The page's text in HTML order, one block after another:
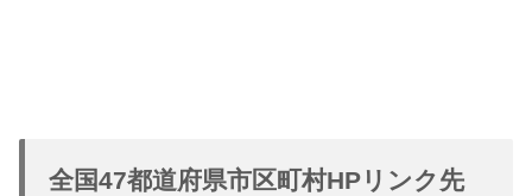
全国47都道府県市区町村HPリンク先